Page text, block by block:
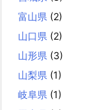
富山県 (2)
山口県 (2)
山形県 (3)
山梨県 (1)
岐阜県 (1)